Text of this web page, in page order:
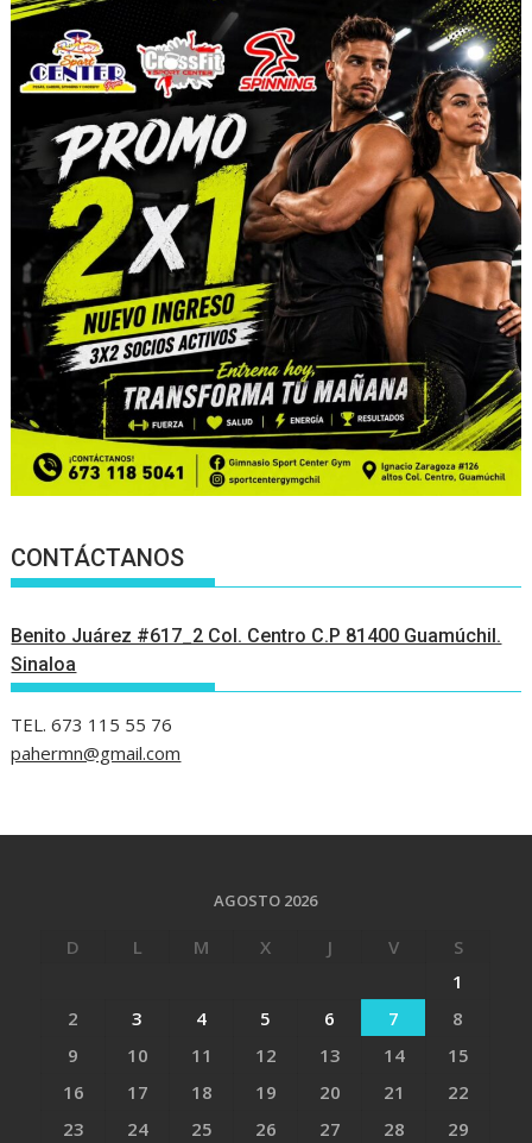
CONTÁCTANOS
Benito Juárez #617_2 Col. Centro C.P 81400 Guamúchil.
Sinaloa
TEL. 673 115 55 76
pahermn@gmail.com
AGOSTO 2026
D L M X J V
S
1
2
3 4 5 6 7
8
9
10 11 12 13 14
15
16
17 18 19 20 21
22
23
24 25 26 27 28 29